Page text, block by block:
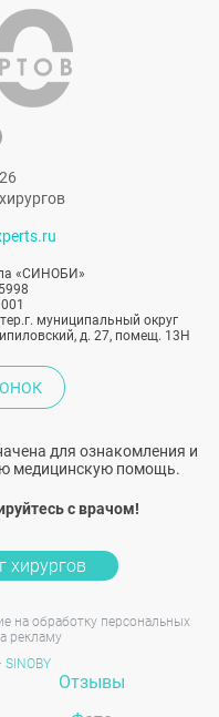
«СИНОБИ»
муниципальный округ
д. 27, помещ. 13Н
для ознакомления и
медицинскую помощь.
с врачом!
хирургов
на обработку персональных
рекламу
SINOBY
Отзывы